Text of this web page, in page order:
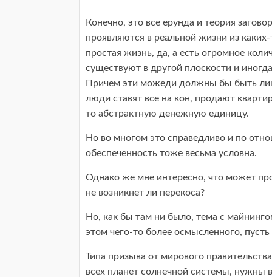
Конечно, это все ерунда и теория
проявляются в реальной жизни из
простая жизнь, да, а есть огромное
существуют в другой плоскости и
Причем эти можеди должны бы быть
люди ставят все на кон, продают
то абстрактную денежную единицу.
Но во многом это справедливо и по
обеспеченность тоже весьма условна.
Однако же мне интересно, что может
не возникнет ли перекоса?
Но, как бы там ни было, тема с
этом чего-то более осмысленного,
Типа призыва от мирового
всех планет солнечной системы,